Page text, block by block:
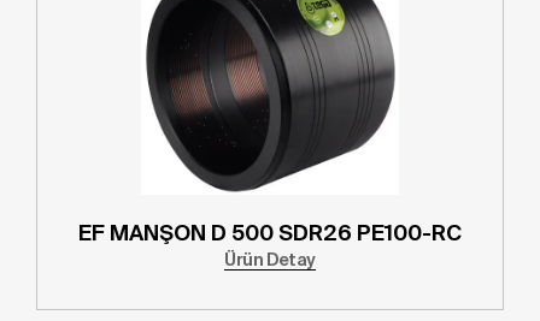
EF MANŞON D 500 SDR26 PE100-RC
Ürün Detay